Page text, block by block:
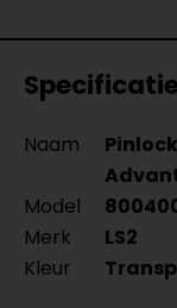
Naam
Model
Merk
LS2
Kleur